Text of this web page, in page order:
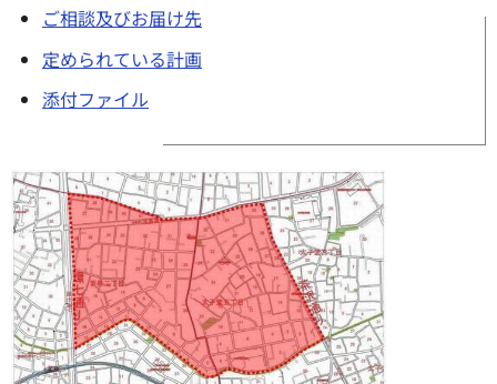
ご相談及びお届け先
定められている計画
添付ファイル